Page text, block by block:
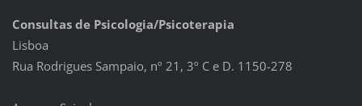
Consultas de Psicologia/Psicoterapia
Lisboa
Rua Rodrigues Sampaio, nº 21, 3º C e D. 1150-278